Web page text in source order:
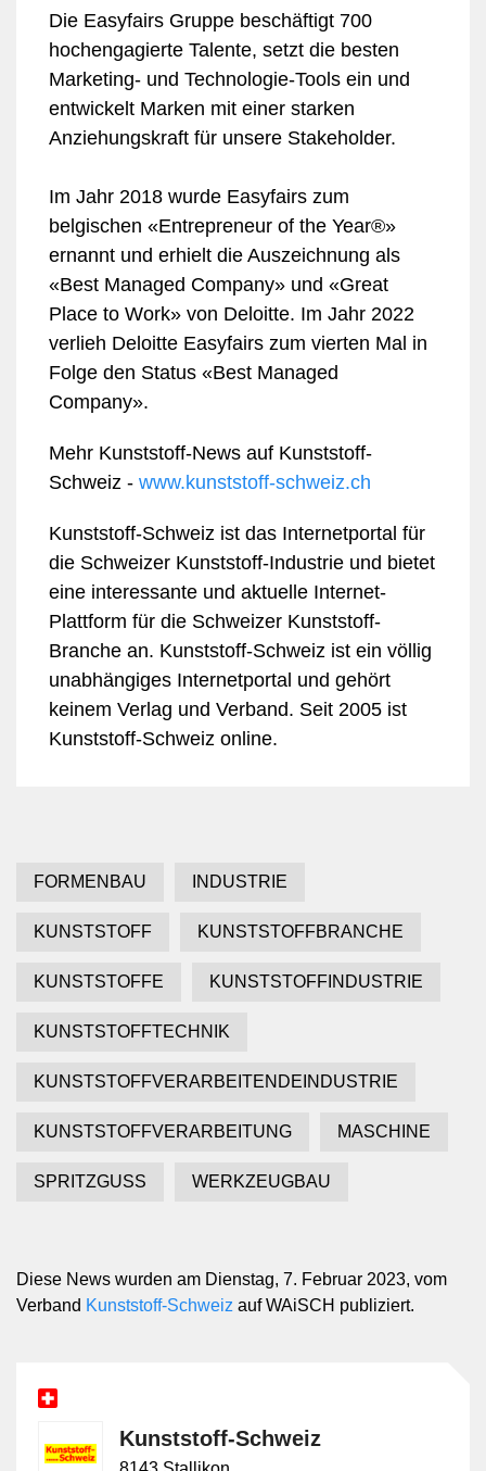
Die Easyfairs Gruppe beschäftigt 700
hochengagierte Talente, setzt die besten
Marketing- und Technologie-Tools ein und
entwickelt Marken mit einer starken
Anziehungskraft für unsere Stakeholder.
Im Jahr 2018 wurde Easyfairs zum
belgischen «Entrepreneur of the Year®»
ernannt und erhielt die Auszeichnung als
«Best Managed Company» und «Great
Place to Work» von Deloitte. Im Jahr 2022
verlieh Deloitte Easyfairs zum vierten Mal in
Folge den Status «Best Managed
Company».
Mehr Kunststoff-News auf Kunststoff-
Schweiz - www.kunststoff-schweiz.ch
Kunststoff-Schweiz ist das Internetportal für
die Schweizer Kunststoff-Industrie und bietet
eine interessante und aktuelle Internet-
Plattform für die Schweizer Kunststoff-
Branche an. Kunststoff-Schweiz ist ein völlig
unabhängiges Internetportal und gehört
keinem Verlag und Verband. Seit 2005 ist
Kunststoff-Schweiz online.
FORMENBAU INDUSTRIE
KUNSTSTOFF KUNSTSTOFFBRANCHE
KUNSTSTOFFE KUNSTSTOFFINDUSTRIE
KUNSTSTOFFTECHNIK
KUNSTSTOFFVERARBEITENDEINDUSTRIE
KUNSTSTOFFVERARBEITUNG MASCHINE
SPRITZGUSS WERKZEUGBAU
Diese News wurden am Dienstag, 7. Februar 2023, vom
Verband Kunststoff-Schweiz auf WAiSCH publiziert.
Kunststoff-Schweiz